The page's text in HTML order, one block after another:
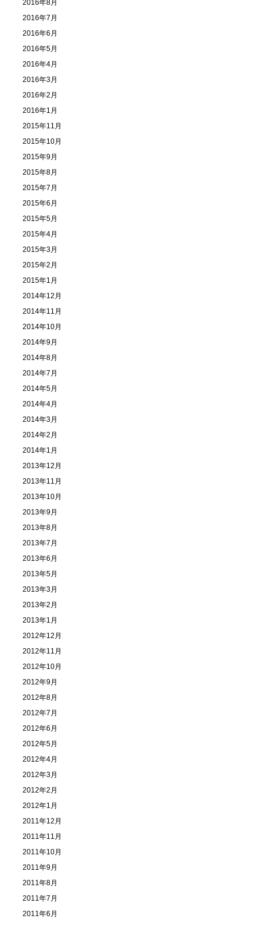
2016年8月
2016年7月
2016年6月
2016年5月
2016年4月
2016年3月
2016年2月
2016年1月
2015年11月
2015年10月
2015年9月
2015年8月
2015年7月
2015年6月
2015年5月
2015年4月
2015年3月
2015年2月
2015年1月
2014年12月
2014年11月
2014年10月
2014年9月
2014年8月
2014年7月
2014年5月
2014年4月
2014年3月
2014年2月
2014年1月
2013年12月
2013年11月
2013年10月
2013年9月
2013年8月
2013年7月
2013年6月
2013年5月
2013年3月
2013年2月
2013年1月
2012年12月
2012年11月
2012年10月
2012年9月
2012年8月
2012年7月
2012年6月
2012年5月
2012年4月
2012年3月
2012年2月
2012年1月
2011年12月
2011年11月
2011年10月
2011年9月
2011年8月
2011年7月
2011年6月